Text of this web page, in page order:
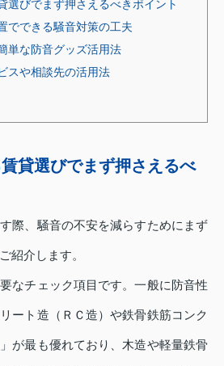
選びでまず押さえるべきポイント
でできる騒音対策の工夫
単な防音グッズ活用法
スや相談先の活用法
貸選びでまず押さえるべ
際、騒音の不安を減らすためにまず
紹介します。
なチェック項目です。一般に防音性
ート造（ＲＣ造）や鉄骨鉄筋コンク
が最も優れており、木造や軽量鉄骨